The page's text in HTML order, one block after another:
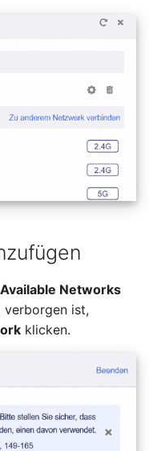
Available Networks
verborgen ist,
klicken.